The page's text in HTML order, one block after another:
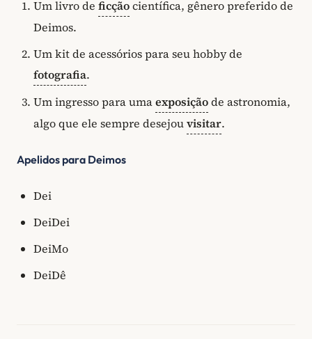
Um livro de ficçãocientífica, gênero preferido de
Deimos.
Um kit de acessórios para seu hobby de
fotografia.
Um ingresso para umaexposiçãode astronomia,
algo que ele sempre desejouvisitar.
Apelidos para Deimos
Dei
DeiDei
DeiMo
DeiDê